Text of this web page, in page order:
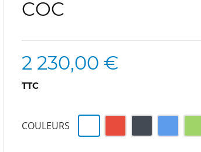
COC
2 230,00 €
TTC
COULEURS